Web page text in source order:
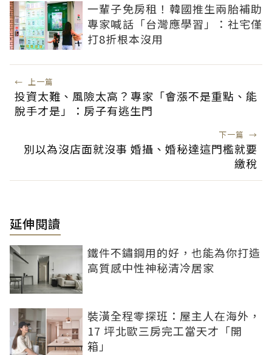
一輩子免房租！韓國推生兩胎補助
專家喊話「台灣應學習」：社宅僅
打8折根本沒用
← 上一篇
投資太難、風險太高？專家「會漲不是重點、能
脫手才是」：房子有逃生門
下一篇 →
別以為沒店面就沒事 婚攝、婚秘達這門檻就要
繳稅
延伸閱讀
鐵件不鏽鋼用的好，也能為你打造
高質感中性神秘清冷居家
裝潢全程零探班：屋主人在海外，
17 坪北歐三房完工當天才「開
箱」